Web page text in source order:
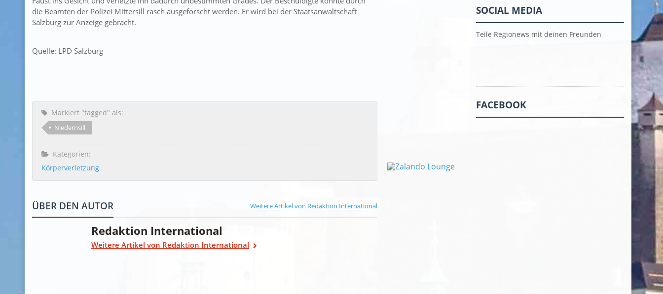
die Beamten der Polizei Mittersill rasch ausgeforscht werden. Er wird bei der Staatsanwaltschaft
Salzburg zur Anzeige gebracht.
Quelle: LPD Salzburg
Markiert "tagged" als:
Niedernsill
Kategorien:
Körperverletzung
Weitere Artikel von Redaktion International
ÜBER DEN AUTOR
Redaktion International
Weitere Artikel von Redaktion International
SOCIAL MEDIA
Teile Regionews mit deinen Freunden
FACEBOOK